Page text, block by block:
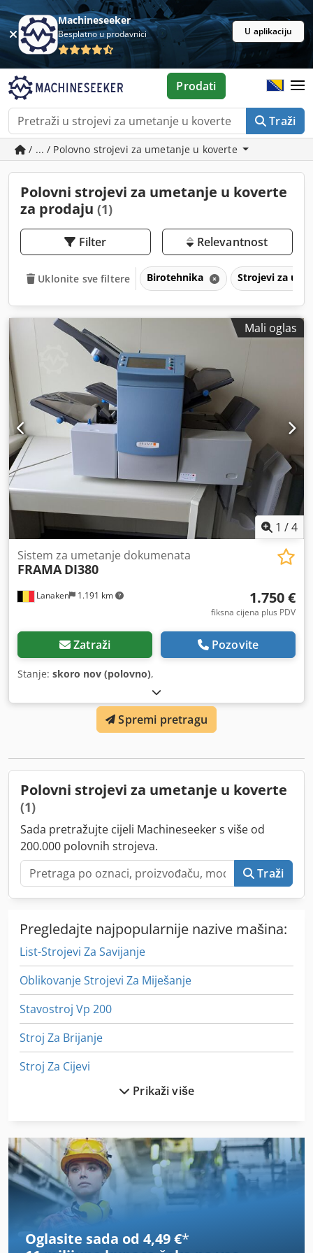
Machineseeker
Besplatno u prodavnici U aplikaciju
Traži
Prodati
/ ... / Polovno strojevi za umetanje u koverte
Polovni strojevi za umetanje u koverte
za prodaju (1)
Filter Relevantnost
Uklonite sve filtere Birotehnika Strojevi za
Mali oglas
1 /4
Lanaken 1.191 km
Sistem za umetanje dokumenata
FRAMA DI380
1.750 €
fiksna cijena plus PDV
Zatraži Pozovite
Stanje: skoro nov (polovno),
Spremi pretragu
Polovni strojevi za umetanje u koverte
(1)
Sada pretražujte cijeli Machineseeker s više od
200.000 polovnih strojeva.
Traži
Pregledajte najpopularnije nazive mašina:
List-Strojevi Za Savijanje
Oblikovanje Strojevi Za Miješanje
Stavostroj Vp 200
Stroj Za Brijanje
Stroj Za Cijevi
Stroj Za Pjeskarenje
Stroj Za Probijanje
Stroj Za Ravnanje Cijevi
Stroj Za Savijanje
Prikaži više
Oglasite sada od 4,49 €*